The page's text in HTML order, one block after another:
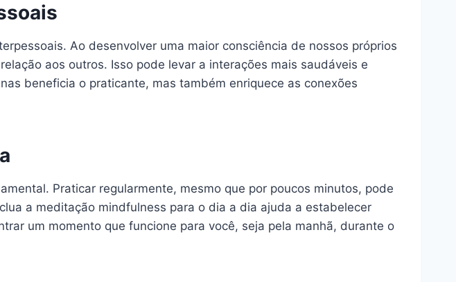
Ao desenvolver uma maior consciência de nossos próprios
aos outros. Isso pode levar a interações mais saudáveis e
beneficia o praticante, mas também enriquece as conexões
Praticar regularmente, mesmo que por poucos minutos, pode
a meditação mindfulness para o dia a dia ajuda a estabelecer
um momento que funcione para você, seja pela manhã, durante o